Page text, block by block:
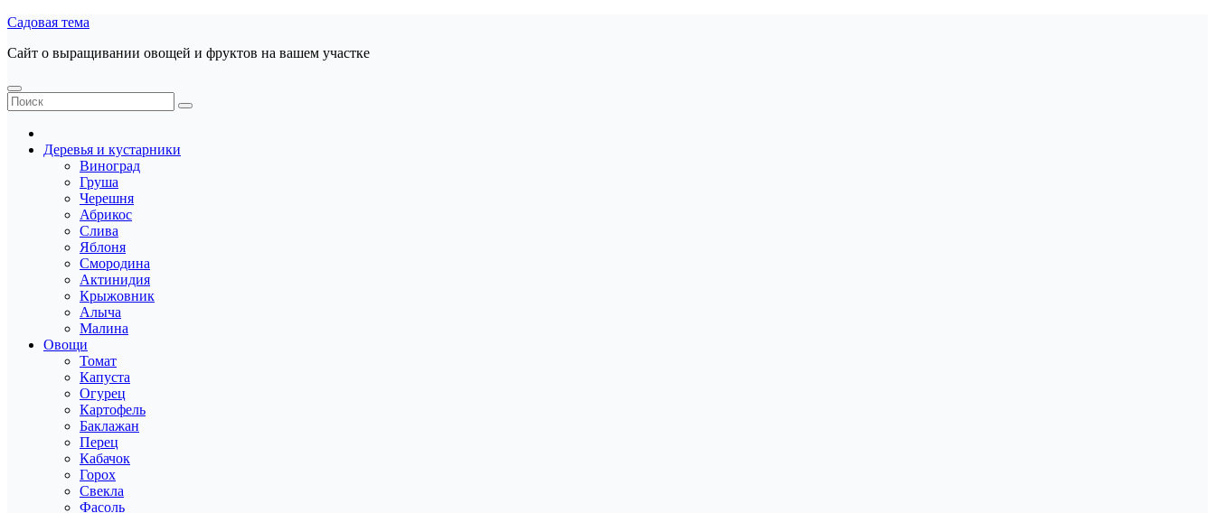
Перейти
содержанию
Садовая тема
Сайт о выращивании овощей и фруктов на вашем участке
Деревья и кустарники
Виноград
Груша
Черешня
Абрикос
Слива
Яблоня
Смородина
Актинидия
Крыжовник
Алыча
Малина
Овощи
Томат
Капуста
Огурец
Картофель
Баклажан
Перец
Кабачок
Горох
Свекла
Фасоль